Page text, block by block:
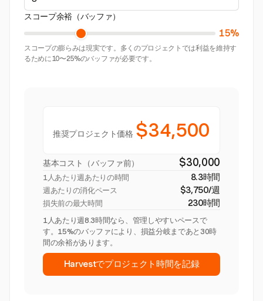
スコープ余裕（バッファ）
15%
スコープの膨らみは現実です。多くのプロジェクトでは利益を維持す
るために10〜25%のバッファが必要です。
推奨プロジェクト価格 $34,500
基本コスト（バッファ前） $30,000
1人あたり週あたりの時間 8.3時間
週あたりの消化ペース $3,750/週
損失前の最大時間 230時間
1人あたり週8.3時間なら、管理しやすいペースで
す。15%のバッファにより、損益分岐まであと30時
間の余裕があります。
Harvestでプロジェクト時間を記録